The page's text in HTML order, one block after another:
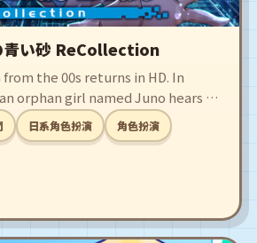
青い砂 ReCollection
the 00s returns in HD. In
orphan girl named Juno hears a
amid discarded networks. A
the mysterious AI “Prae”
Features a Story Mode for
play.
日系角色扮演 角色扮演